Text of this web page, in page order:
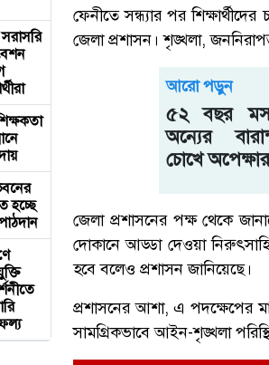
হচ্ছে
ফেনীতে সন্ধ্যার পর
জেলা প্রশাসন। শৃঙ্খলা,
আরো পড়ুন
৫২ বছর
অন্যের
চোখে
জেলা প্রশাসনের পক্ষ থেকে
দোকানে আড্ডা দেওয়া
হবে বলেও প্রশাসন জানিয়েছে।
প্রশাসনের আশা, এ পদক্ষেপের
সামগ্রিকভাবে আইন-শৃঙ্খলা